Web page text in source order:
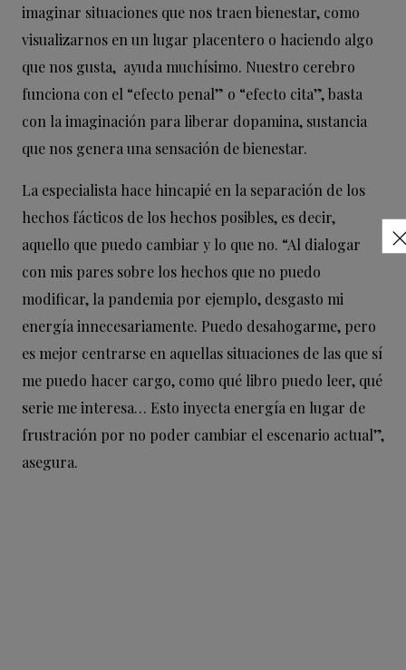
imaginar situaciones que nos traen bienestar, como
visualizarnos en un lugar placentero o haciendo algo
que nos gusta, ayuda muchísimo. Nuestro cerebro
funciona con el “efecto penal” o “efecto cita”, basta
con la imaginación para liberar dopamina, sustancia
que nos genera una sensación de bienestar.
La especialista hace hincapié en la separación de los
hechos fácticos de los hechos posibles, es decir,
aquello que puedo cambiar y lo que no. “Al dialogar
con mis pares sobre los hechos que no puedo
modificar, la pandemia por ejemplo, desgasto mi
energía innecesariamente. Puedo desahogarme, pero
es mejor centrarse en aquellas situaciones de las que sí
me puedo hacer cargo, como qué libro puedo leer, qué
serie me interesa… Esto inyecta energía en lugar de
frustración por no poder cambiar el escenario actual”,
asegura.